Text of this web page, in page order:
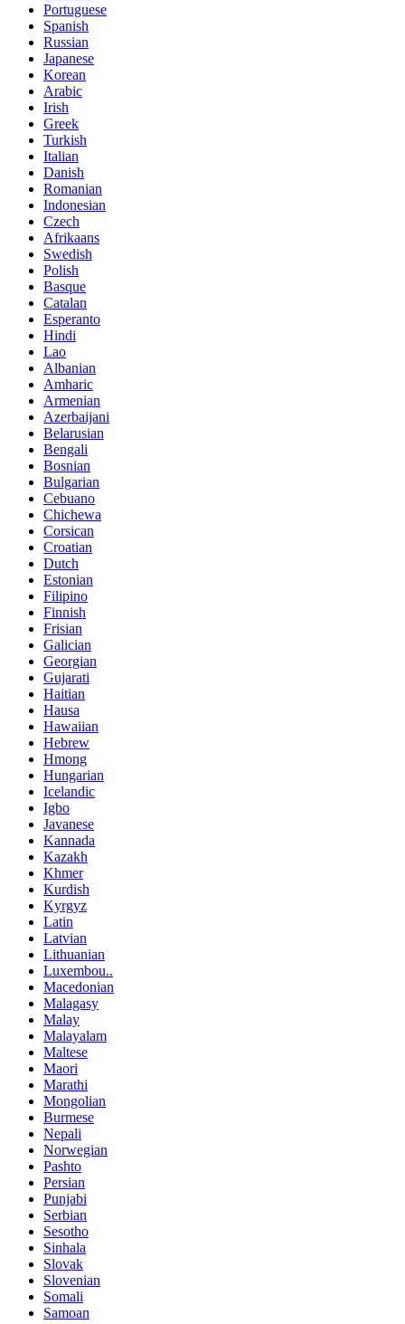
Portuguese
Spanish
Russian
Japanese
Korean
Arabic
Irish
Greek
Turkish
Italian
Danish
Romanian
Indonesian
Czech
Afrikaans
Swedish
Polish
Basque
Catalan
Esperanto
Hindi
Lao
Albanian
Amharic
Armenian
Azerbaijani
Belarusian
Bengali
Bosnian
Bulgarian
Cebuano
Chichewa
Corsican
Croatian
Dutch
Estonian
Filipino
Finnish
Frisian
Galician
Georgian
Gujarati
Haitian
Hausa
Hawaiian
Hebrew
Hmong
Hungarian
Icelandic
Igbo
Javanese
Kannada
Kazakh
Khmer
Kurdish
Kyrgyz
Latin
Latvian
Lithuanian
Luxembou..
Macedonian
Malagasy
Malay
Malayalam
Maltese
Maori
Marathi
Mongolian
Burmese
Nepali
Norwegian
Pashto
Persian
Punjabi
Serbian
Sesotho
Sinhala
Slovak
Slovenian
Somali
Samoan